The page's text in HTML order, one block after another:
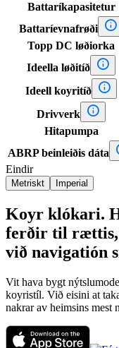
Battaríkapasitetur
Battaríevnafrøði 
Topp DC løðiorka
Ideella løðitíð 
Ideell koyritíð 
Drivverk 
Hitapumpa
ABRP beinleiðis dáta
Eindir
Metriskt Imperial
Koyr klókari.
ferðir til rættis,
við navigatión
Vit hava bygt
koyristíl. Við eisini at
nakrar av heimsins